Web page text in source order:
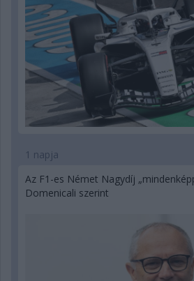
1 napja
Az F1-es Német Nagydíj
Domenicali szerint